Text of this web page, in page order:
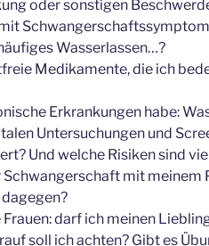
oder sonstigen
Wasserlassen…?
Medikamente, die ich
Erkrankungen habe:
Untersuchungen und
Und welche Risiken sind
Schwangerschaft mit meinem
darf ich meinen
soll ich achten? Gibt es